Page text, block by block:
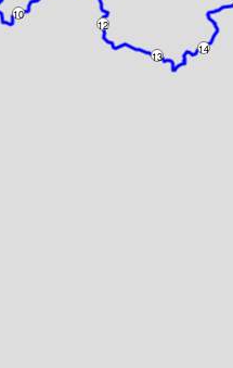
12
10
14
13